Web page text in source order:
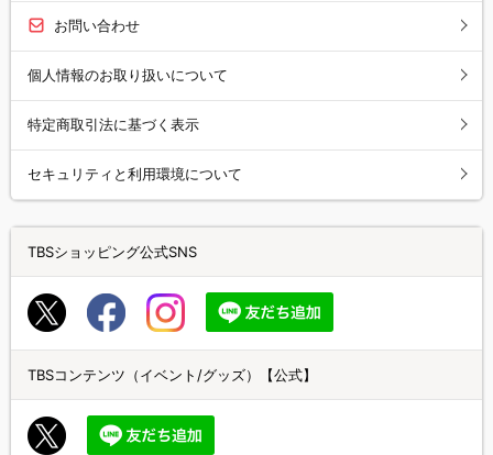
お問い合わせ
個人情報のお取り扱いについて
特定商取引法に基づく表示
セキュリティと利用環境について
TBSショッピング公式SNS
TBSコンテンツ（イベント/グッズ）【公式】